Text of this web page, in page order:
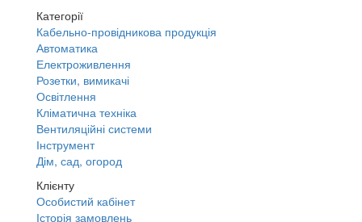
Категорії
Кабельно-провідникова продукція
Автоматика
Електроживлення
Розетки, вимикачі
Освітлення
Кліматична техніка
Вентиляційні системи
Інструмент
Дім, сад, огород
Клієнту
Особистий кабінет
Історія замовлень